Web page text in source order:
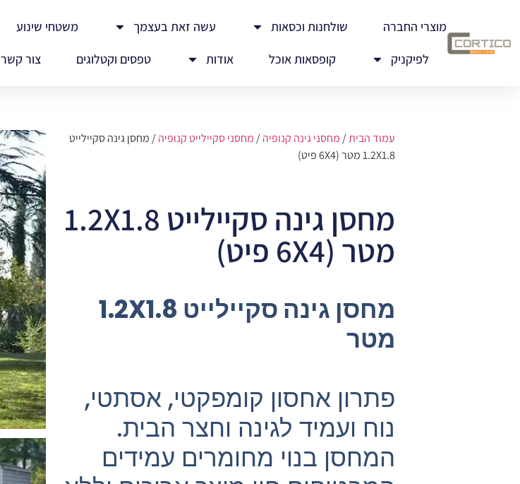
מוצרי החברה שולחנות וכסאות עשה זאת בעצמך משטחי שינוע
לפיקניק
קופסאות אוכל אודות טפסים וקטלוגים צור קשר
עמוד הבית/ מחסני גינה קנופיה/ מחסני סקיילייט קנופיה/ מחסן גינה סקיילייט
1.2X1.8 מטר (6X4 פיט)
מחסן גינה סקיילייט 1.2X1.8
מטר (6X4 פיט)
מחסן גינה סקיילייט 1.2X1.8
מטר
פתרון אחסון קומפקטי, אסתטי,
נוח ועמיד לגינה וחצר הבית.
המחסן בנוי מחומרים עמידים